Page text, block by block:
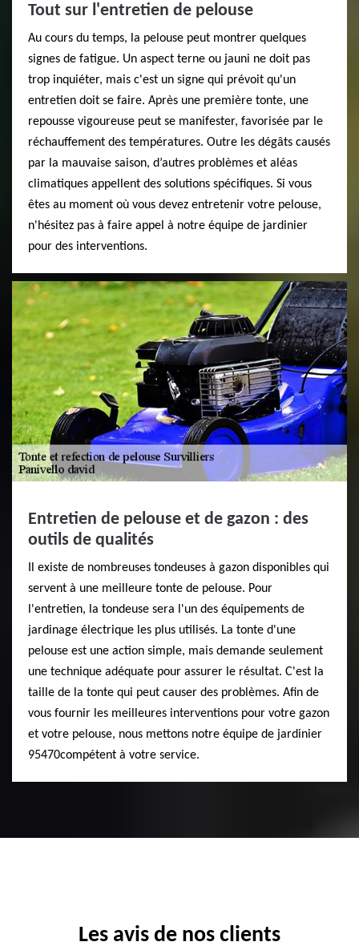
Tout sur l'entretien de pelouse
Au cours du temps, la pelouse peut montrer quelques
signes de fatigue. Un aspect terne ou jauni ne doit pas
trop inquiéter, mais c'est un signe qui prévoit qu'un
entretien doit se faire. Après une première tonte, une
repousse vigoureuse peut se manifester, favorisée par le
réchauffement des températures. Outre les dégâts causés
par la mauvaise saison, d’autres problèmes et aléas
climatiques appellent des solutions spécifiques. Si vous
êtes au moment où vous devez entretenir votre pelouse,
n'hésitez pas à faire appel à notre équipe de jardinier
pour des interventions.
Entretien de pelouse et de gazon : des
outils de qualités
Il existe de nombreuses tondeuses à gazon disponibles qui
servent à une meilleure tonte de pelouse. Pour
l'entretien, la tondeuse sera l'un des équipements de
jardinage électrique les plus utilisés. La tonte d'une
pelouse est une action simple, mais demande seulement
une technique adéquate pour assurer le résultat. C'est la
taille de la tonte qui peut causer des problèmes. Afin de
vous fournir les meilleures interventions pour votre gazon
et votre pelouse, nous mettons notre équipe de jardinier
95470compétent à votre service.
Les avis de nos clients